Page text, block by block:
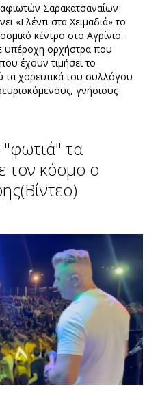
Σαρακατσαναίων
«Γλέντι στα Χειμαδιά» το
κέντρο στο Αγρίνιο.
υπέροχη ορχήστρα που
έχουν τιμήσει το
τα χορευτικά του συλλόγου
γνήσιους
τα
τον κόσμο ο